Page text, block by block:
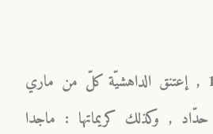
وفي أواخر عام 1942 , إعتنق الداهشيّة كلّ من ماري
, وكذلك كريماتها : ماجدا